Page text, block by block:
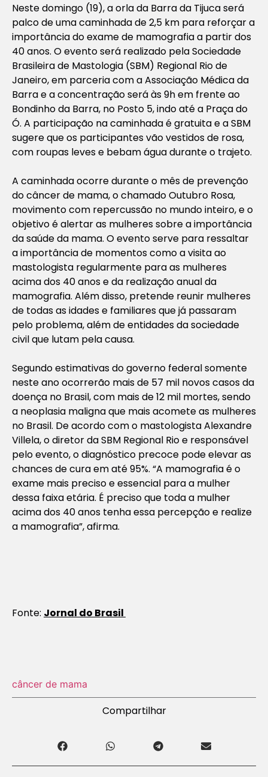
Neste domingo (19), a orla da Barra da Tijuca será
palco de uma caminhada de 2,5 km para reforçar a
importância do exame de mamografia a partir dos
40 anos. O evento será realizado pela Sociedade
Brasileira de Mastologia (SBM) Regional Rio de
Janeiro, em parceria com a Associação Médica da
Barra e a concentração será às 9h em frente ao
Bondinho da Barra, no Posto 5, indo até a Praça do
Ó. A participação na caminhada é gratuita e a SBM
sugere que os participantes vão vestidos de rosa,
com roupas leves e bebam água durante o trajeto.
A caminhada ocorre durante o mês de prevenção
do câncer de mama, o chamado Outubro Rosa,
movimento com repercussão no mundo inteiro, e o
objetivo é alertar as mulheres sobre a importância
da saúde da mama. O evento serve para ressaltar
a importância de momentos como a visita ao
mastologista regularmente para as mulheres
acima dos 40 anos e da realização anual da
mamografia. Além disso, pretende reunir mulheres
de todas as idades e familiares que já passaram
pelo problema, além de entidades da sociedade
civil que lutam pela causa.
Segundo estimativas do governo federal somente
neste ano ocorrerão mais de 57 mil novos casos da
doença no Brasil, com mais de 12 mil mortes, sendo
a neoplasia maligna que mais acomete as mulheres
no Brasil. De acordo com o mastologista Alexandre
Villela, o diretor da SBM Regional Rio e responsável
pelo evento, o diagnóstico precoce pode elevar as
chances de cura em até 95%. “A mamografia é o
exame mais preciso e essencial para a mulher
dessa faixa etária. É preciso que toda a mulher
acima dos 40 anos tenha essa percepção e realize
a mamografia”, afirma.
Fonte: Jornal do Brasil
câncer de mama
Compartilhar